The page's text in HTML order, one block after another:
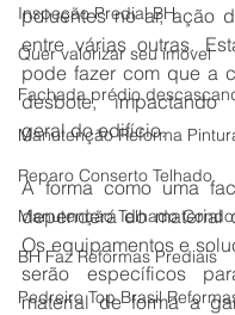
Inspeção Predial BH
Quer valorizar seu imóvel
Fachada prédio
Manutenção Reforma
Reparo Conserto Telhado
Manutenção Telhado
BH Faz Reformas Prediais
Pedreiro Top Brasil
poluentes no ar, ação
entre várias outras.
pode fazer com que a
desbote, impactando
geral do edifício.
A forma como uma
dependerá do material
Os equipamentos e
serão específicos
material de forma a